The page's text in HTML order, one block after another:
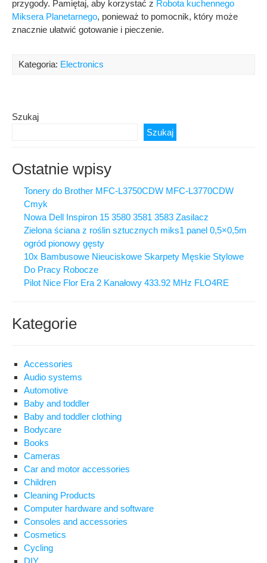
przygody. Pamiętaj, aby korzystać z Robota kuchennego
Miksera Planetarnego, ponieważ to pomocnik, który może
znacznie ułatwić gotowanie i pieczenie.
Kategoria: Electronics
Szukaj
Szukaj
Ostatnie wpisy
Tonery do Brother MFC-L3750CDW MFC-L3770CDW
Cmyk
Nowa Dell Inspiron 15 3580 3581 3583 Zasilacz
Zielona ściana z roślin sztucznych miks1 panel 0,5×0,5m
ogród pionowy gęsty
10x Bambusowe Nieuciskowe Skarpety Męskie Stylowe
Do Pracy Robocze
Pilot Nice Flor Era 2 Kanałowy 433.92 MHz FLO4RE
Kategorie
Accessories
Audio systems
Automotive
Baby and toddler
Baby and toddler clothing
Bodycare
Books
Cameras
Car and motor accessories
Children
Cleaning Products
Computer hardware and software
Consoles and accessories
Cosmetics
Cycling
DIY